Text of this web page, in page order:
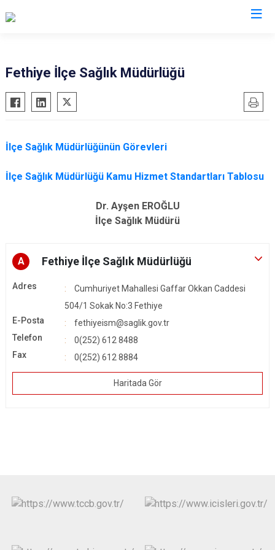
Bodrum
Dalaman
Fethiye
Kavaklıdere
Yatağan
Seydikemer
Fethiye İlçe Sağlık Müdürlüğü
İlçe Sağlık Müdürlüğünün Görevleri
İlçe Sağlık Müdürlüğü Kamu Hizmet Standartları Tablosu
Dr. Ayşen EROĞLU
İlçe Sağlık Müdürü
A Fethiye İlçe Sağlık Müdürlüğü
Adres
Cumhuriyet Mahallesi Gaffar Okkan Caddesi
504/1 Sokak No:3 Fethiye
E-Posta
fethiyeism@saglik.gov.tr
Telefon
0(252) 612 8488
Fax
0(252) 612 8884
Haritada Gör